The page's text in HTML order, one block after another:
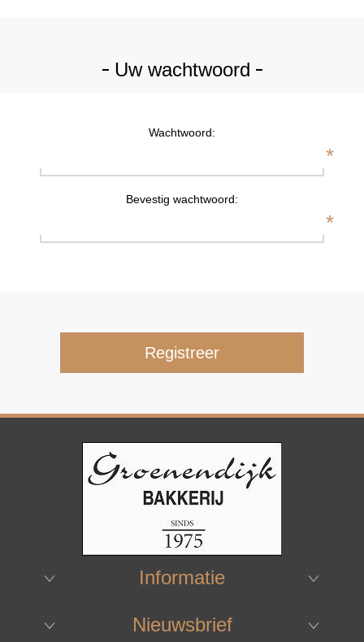
Uw wachtwoord
Wachtwoord:
*
Bevestig wachtwoord:
*
Informatie
Nieuwsbrief